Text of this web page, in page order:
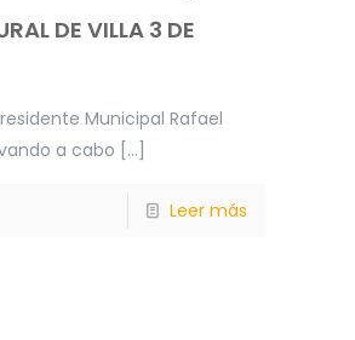
DE VILLA 3 DE
Municipal Rafael
a cabo […]
Leer más